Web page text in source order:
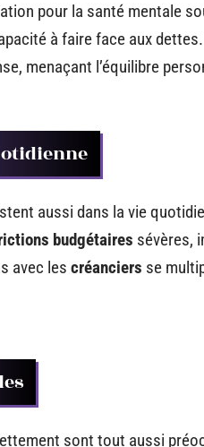
pour la santé mentale
à faire face aux
menaçant l’équilibre
aussi dans la vie
budgétaires sévères,
avec les créanciers se
sont tout aussi